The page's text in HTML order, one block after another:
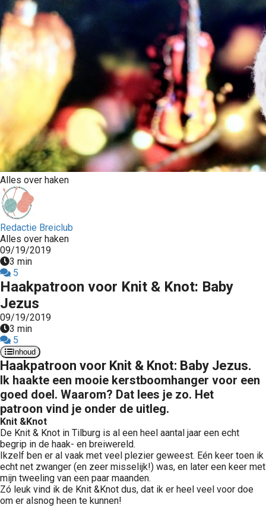
Alles over haken
Redactie Breiclub
Alles over haken
09/19/2019
3 min
5
Haakpatroon voor Knit & Knot: Baby
Jezus
09/19/2019
3 min
5
Inhoud
Haakpatroon voor Knit & Knot: Baby Jezus.
Ik haakte een mooie kerstboomhanger voor een
goed doel. Waarom? Dat lees je zo. Het
patroon vind je onder de uitleg.
Knit &Knot
De Knit & Knot in Tilburg is al een heel aantal jaar een echt
begrip in de haak- en breiwereld.
Ikzelf ben er al vaak met veel plezier geweest. Eén keer toen ik
echt net zwanger (en zeer misselijk!) was, en later een keer met
mijn tweeling van een paar maanden.
Zó leuk vind ik de Knit &Knot dus, dat ik er heel veel voor doe
om er alsnog heen te kunnen!